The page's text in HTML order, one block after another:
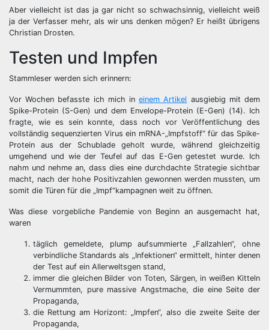
Aber vielleicht ist das ja gar nicht so schwachsinnig, vielleicht weiß
ja der Verfasser mehr, als wir uns denken mögen? Er heißt übrigens
Christian Drosten.
Testen und Impfen
Stammleser werden sich erinnern:
Vor Wochen befasste ich mich ineinem Artikel ausgiebig mit dem
Spike-Protein (S-Gen) und dem Envelope-Protein (E-Gen) (14). Ich
fragte, wie es sein konnte, dass noch vor Veröffentlichung des
vollständig sequenzierten Virus ein mRNA-„Impfstoff“ für das Spike-
Protein aus der Schublade geholt wurde, während gleichzeitig
umgehend und wie der Teufel auf das E-Gen getestet wurde. Ich
nahm und nehme an, dass dies eine durchdachte Strategie sichtbar
macht, nach der hohe Positivzahlen gewonnen werden mussten, um
somit die Türen für die „Impf“kampagnen weit zu öffnen.
Was diese vorgebliche Pandemie von Beginn an ausgemacht hat,
waren
täglich gemeldete, plump aufsummierte „Fallzahlen“, ohne
verbindliche Standards als „Infektionen“ ermittelt, hinter denen
der Test auf ein Allerweltsgen stand,
immer die gleichen Bilder von Toten, Särgen, in weißen Kitteln
Vermummten, pure massive Angstmache, die eine Seite der
Propaganda,
die Rettung am Horizont: „Impfen“, also die zweite Seite der
Propaganda,